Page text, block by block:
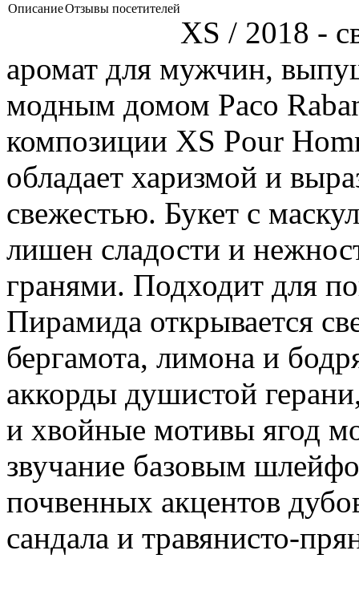
ОписаниеОтзывы посетителей
XS / 2018 -
аромат для мужчин,
модным домом Paco
композиции XS Pour
обладает харизмой и
свежестью. Букет с
лишен сладости и
гранями. Подходит для
Пирамида открывается
бергамота, лимона и
аккорды душистой
и хвойные мотивы ягод
звучание базовым
почвенных акцентов
сандала и травянисто-